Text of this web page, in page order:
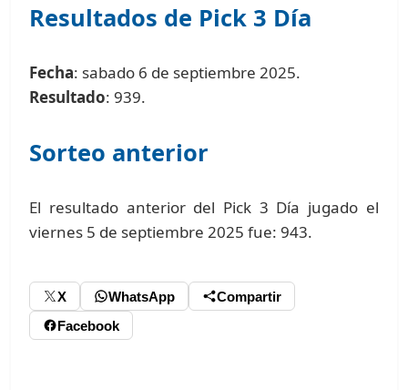
Resultados de Pick 3 Día
Fecha: sabado 6 de septiembre 2025.
Resultado: 939.
Sorteo anterior
El resultado anterior del Pick 3 Día jugado el
viernes 5 de septiembre 2025 fue: 943.
X WhatsApp
Compartir
Facebook